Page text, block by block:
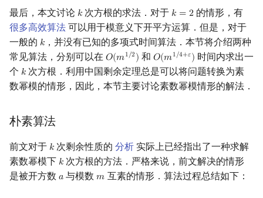
最后，本文讨论 𝑘
k 次方根的求法．对于 𝑘 = 2
k =2
的情形，有
很多高效算法 可以用于模意义下开平方运算．但是，对于
一般的 𝑘
k ，并没有已知的多项式时间算法．本节将介绍两种
常见算法，分别可以在 𝑂(𝑚1/2)
O(m1/2) 和 𝑂(𝑚1/4+𝜀)
O(m1/4+ε) 时间内求出一
个 𝑘
k 次方根．利用中国剩余定理总是可以将问题转换为素
数幂模的情形，因此，本节主要讨论素数幂模情形的解法．
朴素算法
前文对于 𝑘
k 次剩余性质的分析 实际上已经指出了一种求解
素数幂模下 𝑘
k 次方根的方法．严格来说，前文解决的情形
是被开方数 𝑎
a 与模数𝑚
m 互素的情形．算法过程总结如下：